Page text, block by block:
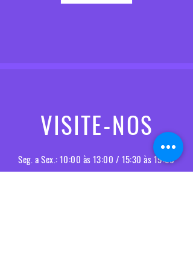
VISITE-NOS
Seg. a Sex.: 10:00 às 13:00 / 15:30 às 19:00
Sábado: 10:00 às 13:00